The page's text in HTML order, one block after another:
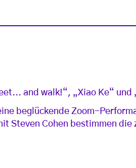
and walk!“, „Xiao Ke“ und
beglückende Zoom-
Steven Cohen bestimmen